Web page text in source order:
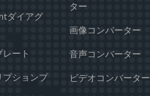
ダイアグ
ート
プションプ
ター
画像コンバーター
音声コンバーター
ビデオコンバーター